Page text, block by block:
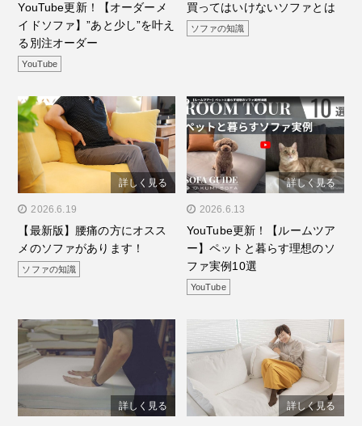
ーダーメイドソファ】”あ
と少し”を叶える別注オー
ダー"/>
YouTube更新！【オーダーメ
イドソファ】”あと少し”を叶え
る別注オーダー
YouTube
ファとは"/>
買ってはいけないソファとは
ソファの知識
" alt="【最新版】腰痛の方
にオススメのソファがあり
ます！"/>
詳しく見る
2026.6.19
【最新版】腰痛の方にオスス
メのソファがあります！
ソファの知識
" alt="YouTube更新！【ル
ームツアー】ペットと暮ら
す理想のソファ実例10
選"/>
詳しく見る
2026.6.13
YouTube更新！【ルームツア
ー】ペットと暮らす理想のソ
ファ実例10選
YouTube
詳しく見る 詳しく見る